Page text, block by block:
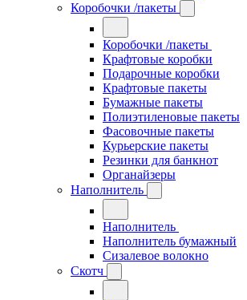
Коробочки /пакеты
Коробочки /пакеты
Крафтовые коробки
Подарочные коробки
Крафтовые пакеты
Бумажные пакеты
Полиэтиленовые пакеты
Фасовочные пакеты
Курьерские пакеты
Резинки для банкнот
Органайзеры
Наполнитель
Наполнитель
Наполнитель бумажный
Сизалевое волокно
Скотч